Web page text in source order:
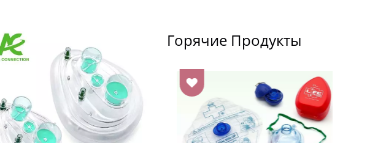
Горячие Продукты